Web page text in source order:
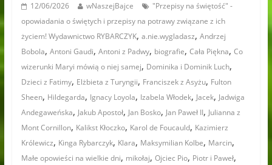
12/06/2026 wNaszejBajce
"Przepisy na świętość" -
opowiadania o świętych i przepisy na potrawy związane z ich
życiem! Wydawnictwo RYBARCZYK, a.nie.wygladasz, Andrzej
Bobola, Antoni Gaudi, Antoni z Padwy, biografie, Cała Piękna, Co
wizerunki Maryi mówią o niej samej, Dominika i Dominik Luch,
Dzieci z Fatimy, Elżbieta z Turyngii, Franciszek z Asyżu, Fulton
Sheen, Hildegarda, Ignacy Loyola, Izabela Włodek, Jacek, Jadwiga
Andegaweńska, Jakub Apostoł, Jan Bosko, Jan Paweł II, Julianna z
Mont Cornillon, Kalikst Kłoczko, Karol de Foucauld, Kazimierz
Królewicz, Kinga Rybarczyk, Klara, Maksymilian Kolbe, Marcin,
Małe opowieści na wielkie dni, mikołaj, Ojciec Pio, Piotr i Paweł,